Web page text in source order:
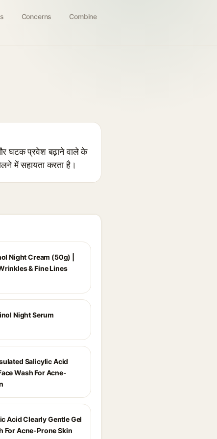
Concerns Combine
घटक प्रवेश बढ़ाने वाले के
में सहायता करता है।
Night Cream (50g) |
& Fine Lines
Night Serum
Salicylic Acid
Wash For Acne-
Acid Clearly Gentle Gel
For Acne-Prone Skin